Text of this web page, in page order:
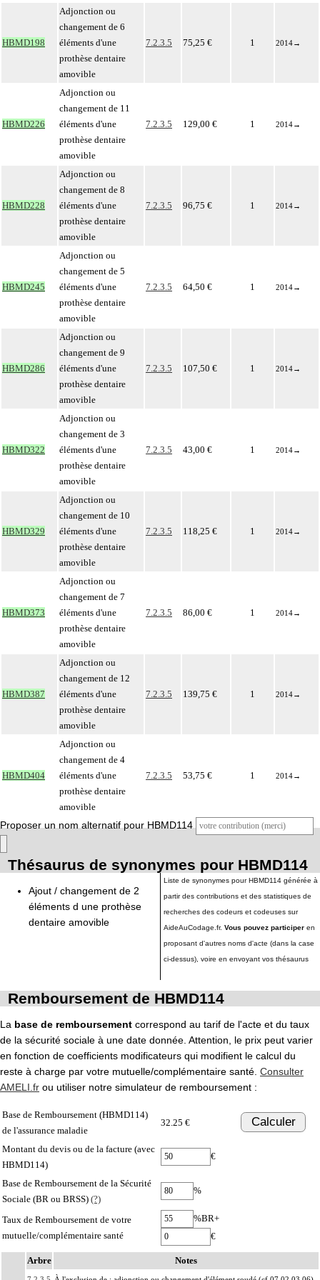
HBMD198
Adjonction ou
changement de 6
éléments d'une
prothèse dentaire
amovible
7.2.3.5 75,25 € 1 2014→
HBMD226
Adjonction ou
changement de 11
éléments d'une
prothèse dentaire
amovible
7.2.3.5 129,00 € 1 2014→
HBMD228
Adjonction ou
changement de 8
éléments d'une
prothèse dentaire
amovible
7.2.3.5 96,75 € 1 2014→
HBMD245
Adjonction ou
changement de 5
éléments d'une
prothèse dentaire
amovible
7.2.3.5 64,50 € 1 2014→
HBMD286
Adjonction ou
changement de 9
éléments d'une
prothèse dentaire
amovible
7.2.3.5 107,50 € 1 2014→
HBMD322
Adjonction ou
changement de 3
éléments d'une
prothèse dentaire
amovible
7.2.3.5 43,00 € 1 2014→
HBMD329
Adjonction ou
changement de 10
éléments d'une
prothèse dentaire
amovible
7.2.3.5 118,25 € 1 2014→
HBMD373
Adjonction ou
changement de 7
éléments d'une
prothèse dentaire
amovible
7.2.3.5 86,00 € 1 2014→
HBMD387
Adjonction ou
changement de 12
éléments d'une
prothèse dentaire
amovible
7.2.3.5 139,75 € 1 2014→
HBMD404
Adjonction ou
changement de 4
éléments d'une
prothèse dentaire
amovible
7.2.3.5 53,75 € 1 2014→
Proposer un nom alternatif pour HBMD114
Thésaurus de synonymes pour HBMD114
Ajout / changement de 2
éléments d une prothèse
dentaire amovible
Liste de synonymes pour HBMD114 générée à
partir des contributions et des statistiques de
recherches des codeurs et codeuses sur
AideAuCodage.fr. Vous pouvez participer en
proposant d'autres noms d'acte (dans la case
ci-dessus), voire en envoyant vos thésaurus
Remboursement de HBMD114
La base de remboursement correspond au tarif de l'acte et du taux
de la sécurité sociale à une date donnée. Attention, le prix peut varier
en fonction de coefficients modificateurs qui modifient le calcul du
reste à charge par votre mutuelle/complémentaire santé. Consulter
AMELI.fr ou utiliser notre simulateur de remboursement :
Base de Remboursement (HBMD114)
de l'assurance maladie
32.25 € Calculer
Montant du devis ou de la facture (avec
HBMD114)
€
Base de Remboursement de la Sécurité
Sociale (BR ou BRSS) (?)
%
Taux de Remboursement de votre
mutuelle/complémentaire santé
%BR+
€
Arbre Notes